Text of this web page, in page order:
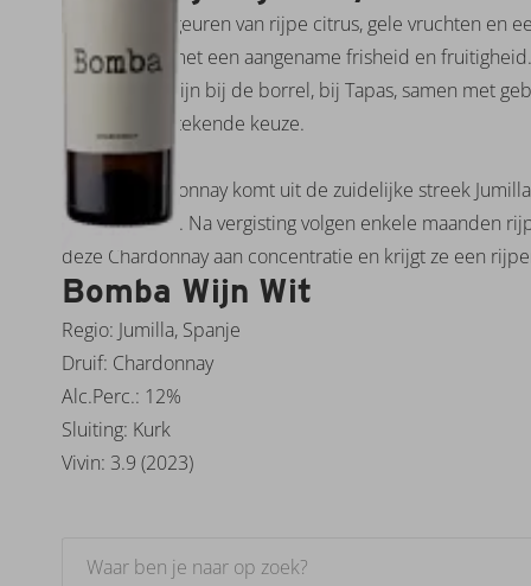
Verleidelijke geuren van rijpe citrus, gele vruchten en
rijp en zacht met een aangename frisheid en fruitigheid.
Een lekkere wijn bij de borrel, bij Tapas, samen met
vlees een uitstekende keuze.
Bomba Chardonnay komt uit de zuidelijke streek
kunnen rijpen. Na vergisting volgen enkele maanden
deze Chardonnay aan concentratie en krijgt ze een
Bomba Wijn Wit
Regio: Jumilla, Spanje
Druif: Chardonnay
Alc.Perc.: 12%
Sluiting: Kurk
Vivin: 3.9 (2023)
Specificaties